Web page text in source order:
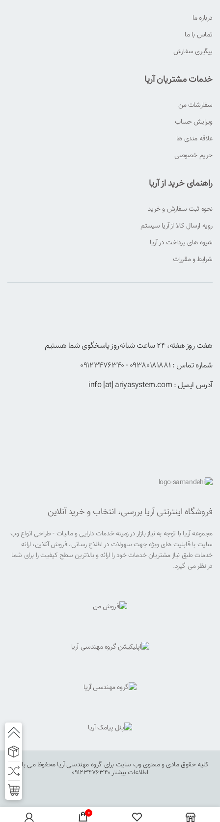
درباره ما
تماس با ما
پیگیری سفارش
خدمات مشتریان آریا
سفارشات من
ویرایش حساب
علاقه مندی ها
حریم خصوصی
راهنمای خرید از آریا
نحوه ثبت سفارش و خرید
رویه ارسال کالا از آریا سیستم
شیوه های پرداخت در آریا
شرایط و مقررات
هفت روز هفته، ۲۴ ساعت شبانه‌روز پاسخگوی شما هستیم
شماره تماس : 09380181881 - 09123476340
آدرس ایمیل : info [at] ariyasystem.com
فروشگاه اینترنتی آریا بررسی، انتخاب و خرید آنلاین
مجموعه آریا با توجه به نیاز بازار در زمینه خدمات دارایی و مالیات - طراحی انواع وب
سایت با قابلیت های ویژه جهت سهولات در اطلاع رسانی، فروش آنلاین، ارائه
خدمات طبق نیاز مشتریان خدمات خود را ارائه و بالاترین سطح کیفیت را برای شما
در نظر می گیرد.
کلیه حقوق مادی و معنوی وب سایت برای گروه مهندسی آریا محفوظ می باشد.
اطلاعات بیشتر 09123476340
0